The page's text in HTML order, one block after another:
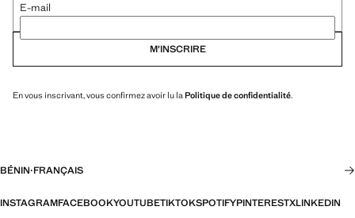
E-mail
M’INSCRIRE
En vous inscrivant, vous confirmez avoir lu la Politique de confidentialité.
BÉNIN·FRANÇAIS
INSTAGRAMFACEBOOKYOUTUBETIKTOKSPOTIFYPINTERESTXLINKEDIN